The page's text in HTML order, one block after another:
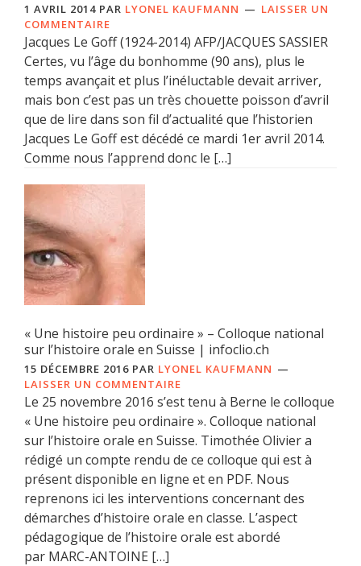
1 AVRIL 2014 PAR LYONEL KAUFMANN
LAISSER UN
COMMENTAIRE
Jacques Le Goff (1924-2014) AFP/JACQUES SASSIER
Certes, vu l’âge du bonhomme (90 ans), plus le
temps avançait et plus l’inéluctable devait arriver,
mais bon c’est pas un très chouette poisson d’avril
que de lire dans son fil d’actualité que l’historien
Jacques Le Goff est décédé ce mardi 1er avril 2014.
Comme nous l’apprend donc le […]
« Une histoire peu ordinaire » – Colloque national
sur l’histoire orale en Suisse | infoclio.ch
15 DÉCEMBRE 2016 PAR LYONEL KAUFMANN
LAISSER UN COMMENTAIRE
Le 25 novembre 2016 s’est tenu à Berne le colloque
« Une histoire peu ordinaire ». Colloque national
sur l’histoire orale en Suisse. Timothée Olivier a
rédigé un compte rendu de ce colloque qui est à
présent disponible en ligne et en PDF. Nous
reprenons ici les interventions concernant des
démarches d’histoire orale en classe. L’aspect
pédagogique de l’histoire orale est abordé
par MARC-ANTOINE […]